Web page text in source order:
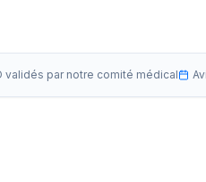
validés par notre comité médical